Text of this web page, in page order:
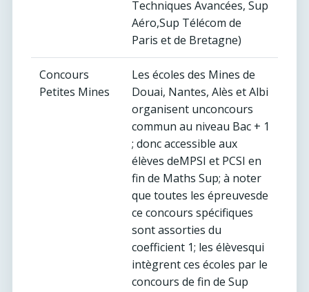
Techniques Avancées, Sup
Aéro,Sup Télécom de
Paris et de Bretagne)
Concours
Petites Mines
Les écoles des Mines de
Douai, Nantes, Alès et Albi
organisent unconcours
commun au niveau Bac + 1
; donc accessible aux
élèves deMPSI et PCSI en
fin de Maths Sup; à noter
que toutes les épreuvesde
ce concours spécifiques
sont assorties du
coefficient 1; les élèvesqui
intègrent ces écoles par le
concours de fin de Sup